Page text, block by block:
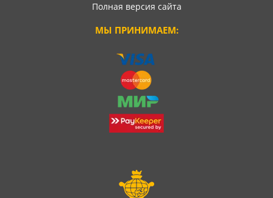
Полная версия сайта
МЫ ПРИНИМАЕМ: